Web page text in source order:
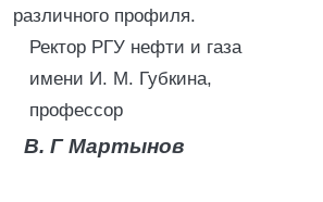
различного профиля.
Ректор РГУ нефти и газа
имени И. М. Губкина,
профессор
В. Г Мартынов